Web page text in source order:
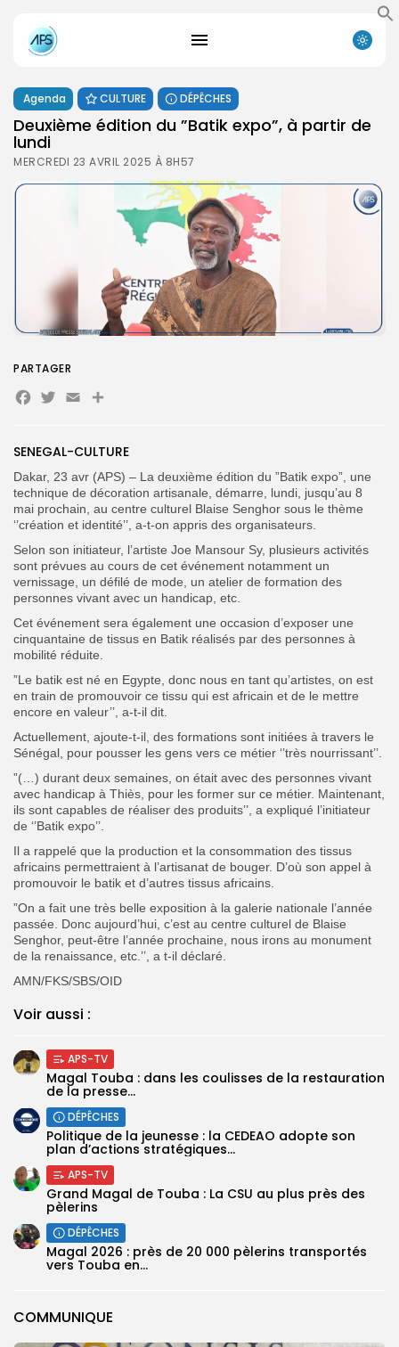
for:
FR
Agenda CULTURE DÉPÊCHES
Deuxième édition du ”Batik expo”, à partir de
lundi
MERCREDI 23 AVRIL 2025 À 8H57
COMMUNIQUE
SENEGAL-CULTURE
Dakar, 23 avr (APS) – La deuxième édition du ”Batik expo”, une
technique de décoration artisanale, démarre, lundi, jusqu’au 8
mai prochain, au centre culturel Blaise Senghor sous le thème
‘’création et identité’’, a-t-on appris des organisateurs.
Selon son initiateur, l’artiste Joe Mansour Sy, plusieurs activités
sont prévues au cours de cet événement notamment un
vernissage, un défilé de mode, un atelier de formation des
personnes vivant avec un handicap, etc.
Cet événement sera également une occasion d’exposer une
cinquantaine de tissus en Batik réalisés par des personnes à
mobilité réduite.
”Le batik est né en Egypte, donc nous en tant qu’artistes, on est
en train de promouvoir ce tissu qui est africain et de le mettre
encore en valeur’’, a-t-il dit.
Actuellement, ajoute-t-il, des formations sont initiées à travers le
Sénégal, pour pousser les gens vers ce métier ‘’très nourrissant’’.
”(…) durant deux semaines, on était avec des personnes vivant
avec handicap à Thiès, pour les former sur ce métier. Maintenant,
ils sont capables de réaliser des produits’’, a expliqué l’initiateur
de ‘’Batik expo’’.
Il a rappelé que la production et la consommation des tissus
africains permettraient à l’artisanat de bouger. D’où son appel à
promouvoir le batik et d’autres tissus africains.
”On a fait une très belle exposition à la galerie nationale l’année
passée. Donc aujourd’hui, c’est au centre culturel de Blaise
Senghor, peut-être l’année prochaine, nous irons au monument
de la renaissance, etc.’’, a t-il déclaré.
AMN/FKS/SBS/OID
Voir aussi :
APS-TV
Magal Touba : dans les coulisses de la restauration
de la presse...
DÉPÊCHES
Politique de la jeunesse : la CEDEAO adopte son
plan d’actions stratégiques...
APS-TV
Grand Magal de Touba : La CSU au plus près des
pèlerins
DÉPÊCHES
Magal 2026 : près de 20 000 pèlerins transportés
vers Touba en...
PARTAGER
Facebook
Twitter
EmailPartager